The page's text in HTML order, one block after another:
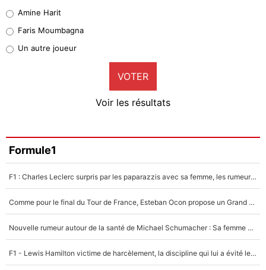
1%
9%
Faris Moumbagna
4%
Un autre joueur
5%
Amine Harit
Faris Moumbagna
Un autre joueur
VOTER
Voir les résultats
Formule1
F1 : Charles Leclerc surpris par les paparazzis avec sa femme, les rumeurs étaient vraies !
Comme pour le final du Tour de France, Esteban Ocon propose un Grand Prix de Formule 1 à Paris : «Autour de l’Arc de Triomphe, ce serait génial» !
Nouvelle rumeur autour de la santé de Michael Schumacher : Sa femme Corinna sort du silence
F1 - Lewis Hamilton victime de harcèlement, la discipline qui lui a évité le pire : «J'aurais probablement mal tourné»